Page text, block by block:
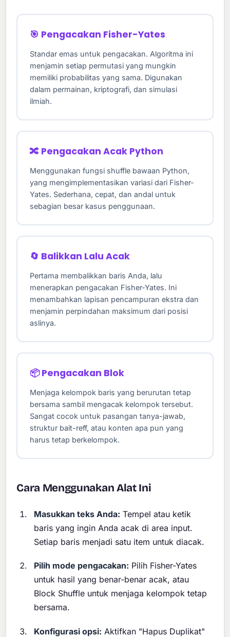
🎯 Pengacakan Fisher-Yates
Standar emas untuk pengacakan. Algoritma ini
menjamin setiap permutasi yang mungkin
memiliki probabilitas yang sama. Digunakan
dalam permainan, kriptografi, dan simulasi
ilmiah.
🔀 Pengacakan Acak Python
Menggunakan fungsi shuffle bawaan Python,
yang mengimplementasikan variasi dari Fisher-
Yates. Sederhana, cepat, dan andal untuk
sebagian besar kasus penggunaan.
🔄 Balikkan Lalu Acak
Pertama membalikkan baris Anda, lalu
menerapkan pengacakan Fisher-Yates. Ini
menambahkan lapisan pencampuran ekstra dan
menjamin perpindahan maksimum dari posisi
aslinya.
📦 Pengacakan Blok
Menjaga kelompok baris yang berurutan tetap
bersama sambil mengacak kelompok tersebut.
Sangat cocok untuk pasangan tanya-jawab,
struktur bait-reff, atau konten apa pun yang
harus tetap berkelompok.
Cara Menggunakan Alat Ini
Masukkan teks Anda: Tempel atau ketik
baris yang ingin Anda acak di area input.
Setiap baris menjadi satu item untuk diacak.
Pilih mode pengacakan: Pilih Fisher-Yates
untuk hasil yang benar-benar acak, atau
Block Shuffle untuk menjaga kelompok tetap
bersama.
Konfigurasi opsi: Aktifkan "Hapus Duplikat"